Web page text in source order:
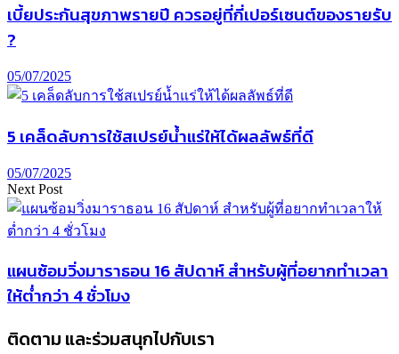
เบี้ยประกันสุขภาพรายปี ควรอยู่ที่กี่เปอร์เซนต์ของรายรับ
?
05/07/2025
5 เคล็ดลับการใช้สเปรย์น้ำแร่ให้ได้ผลลัพธ์ที่ดี
05/07/2025
Next Post
แผนซ้อมวิ่งมาราธอน 16 สัปดาห์ สำหรับผู้ที่อยากทำเวลา
ให้ต่ำกว่า 4 ชั่วโมง
ติดตาม และร่วมสนุกไปกับเรา